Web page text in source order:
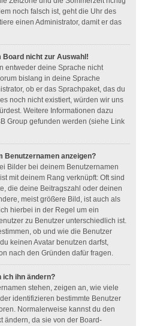
noch falsch ist, geht die Uhr des
einen Administrator, damit er das
Board nicht zur Auswahl!
entweder deine Sprache nicht
bislang in deine Sprache
ob er das Sprachpaket, das du
noch nicht existiert, würden wir uns
Weitere Informationen dazu
Group gefunden werden (siehe Link
Benutzernamen anzeigen?
Bilder bei deinem Benutzernamen
mit deinem Rang verknüpft: Oft sind
die deine Beitragszahl oder deinen
meist größere Bild, ist auch als
hierbei in der Regel um ein
zu Benutzer unterschiedlich ist.
ob und wie die Benutzer
keinen Avatar benutzen darfst,
nach den Gründen dafür fragen.
ich ihn ändern?
stehen, zeigen an, wie viele
identifizieren bestimmte Benutzer
Normalerweise kannst du den
ändern, da sie von der Board-